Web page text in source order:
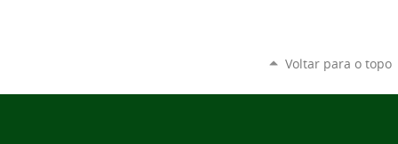
Voltar para o topo